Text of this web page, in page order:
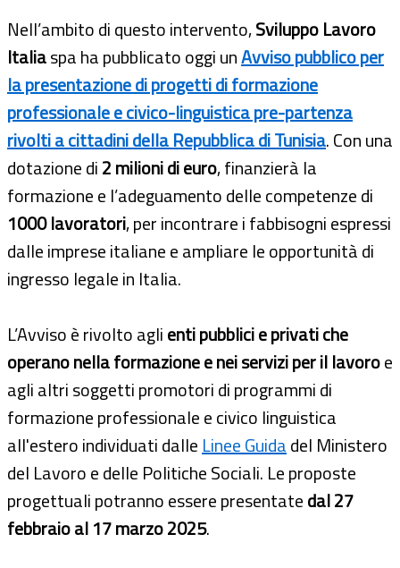
Nell’ambito di questo intervento,Sviluppo Lavoro
Italiaspa ha pubblicato oggi unAvviso pubblico per
la presentazione di progetti di formazione
professionale e civico-linguistica pre-partenza
rivolti a cittadini della Repubblica di Tunisia. Con una
dotazione di2 milioni di euro, finanzierà la
formazione e l’adeguamento delle competenze di
1000 lavoratori, per incontrare i fabbisogni espressi
dalle imprese italiane e ampliare le opportunità di
ingresso legale in Italia.
L’Avviso è rivolto aglienti pubblici e privati che
operano nella formazione e nei servizi per il lavoroe
agli altri soggetti promotori di programmi di
formazione professionale e civico linguistica
all'estero individuati dalle Linee Guidadel Ministero
del Lavoro e delle Politiche Sociali. Le proposte
progettuali potranno essere presentatedal 27
febbraio al 17 marzo 2025.